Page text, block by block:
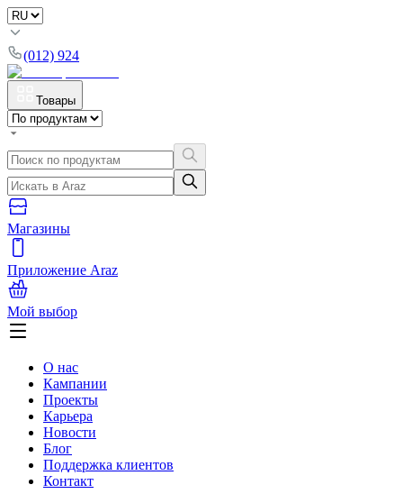
(012) 924
Товары
Магазины
Приложение Araz
Мой выбор
О нас
Кампании
Проекты
Карьера
Новости
Блог
Поддержка клиентов
Контакт